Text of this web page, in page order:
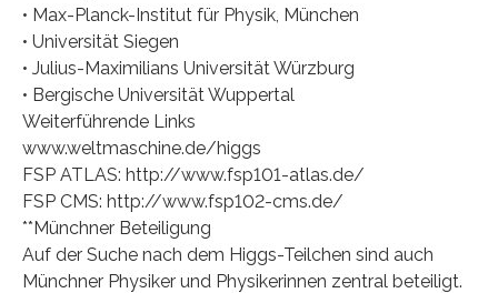
• Max-Planck-Institut für Physik, München
• Universität Siegen
• Julius-Maximilians Universität Würzburg
• Bergische Universität Wuppertal
Weiterführende Links
www.weltmaschine.de/higgs
FSP ATLAS: http://www.fsp101-atlas.de/
FSP CMS: http://www.fsp102-cms.de/
**Münchner Beteiligung
Auf der Suche nach dem Higgs-Teilchen sind auch
Münchner Physiker und Physikerinnen zentral beteiligt.